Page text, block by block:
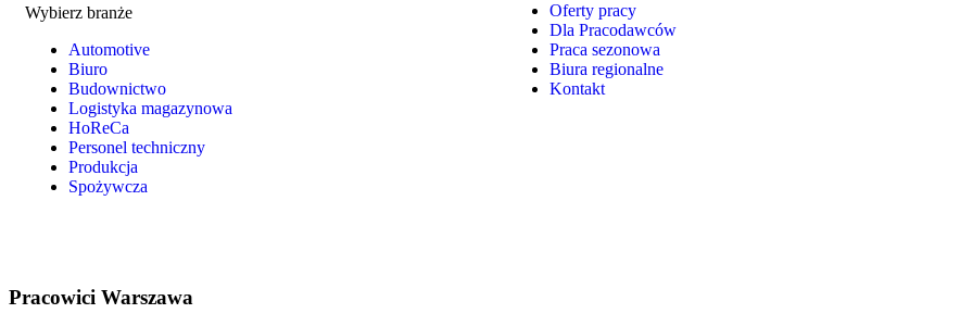
Wybierz branże
Automotive
Biuro
Budownictwo
Logistyka magazynowa
HoReCa
Personel techniczny
Produkcja
Spożywcza
Oferty pracy
Dla Pracodawców
Praca sezonowa
Biura regionalne
Kontakt
Pracowici Warszawa